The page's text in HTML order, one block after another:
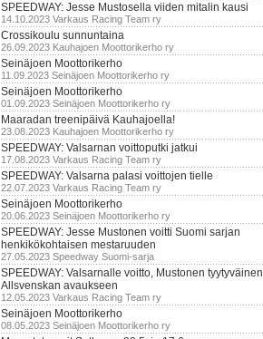
SPEEDWAY: Jesse Mustosella viiden mitalin kausi
14.10.2023 Varkaus Racing Team ry
Crossikoulu sunnuntaina
26.09.2023 Kauhajoen Moottorikerho ry
Seinäjoen Moottorikerho
11.09.2023 Seinäjoen Moottorikerho ry
Seinäjoen Moottorikerho
01.09.2023 Seinäjoen Moottorikerho ry
Maaradan treenipäivä Kauhajoella!
23.08.2023 Kauhajoen Moottorikerho ry
SPEEDWAY: Valsarnan voittoputki jatkui
17.08.2023 Varkaus Racing Team ry
SPEEDWAY: Valsarna palasi voittojen tielle
22.07.2023 Varkaus Racing Team ry
Seinäjoen Moottorikerho
20.06.2023 Seinäjoen Moottorikerho ry
SPEEDWAY: Jesse Mustonen voitti Suomi sarjan
henkikökohtaisen mestaruuden
27.05.2023 Speedway Suomi-sarja
SPEEDWAY: Valsarnalle voitto, Mustonen tyytyväinen
Allsvenskan avaukseen
12.05.2023 Varkaus Racing Team ry
Seinäjoen Moottorikerho
08.05.2023 Seinäjoen Moottorikerho ry